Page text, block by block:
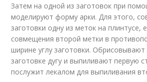
Затем на одной из заготовок при
моделируют форму арки. Для этого,
заготовки одну из меток на плинтусе,
совмещения второй метки в
ширине углу заготовки.
заготовке дугу и выпиливают первую
послужит лекалом для выпиливания